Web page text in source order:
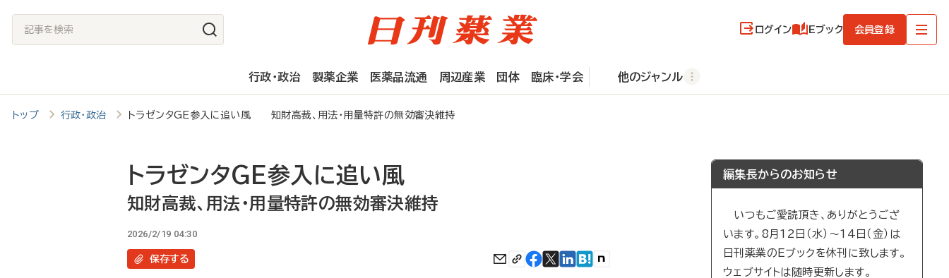
記
事
検
索
ログイン Eブック 会員登録
行政・政治 製薬企業 医薬品流通 周辺産業 団体 臨床・学会 他のジャンル
トップ 行政・政治 トラゼンタGE参入に追い風 知財高裁、用法・用量特許の無効審決維持
トラゼンタGE参入に追い風
知財高裁、用法・用量特許の無効審決維持
2026/2/19 04:30
保存する
編集長からのお知らせ
いつもご愛読頂き、ありがとうござ
います。8月12日（水）～14日（金）は
日刊薬業のEブックを休刊に致します。
ウェブサイトは随時更新します。